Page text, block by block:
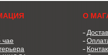
чае
О